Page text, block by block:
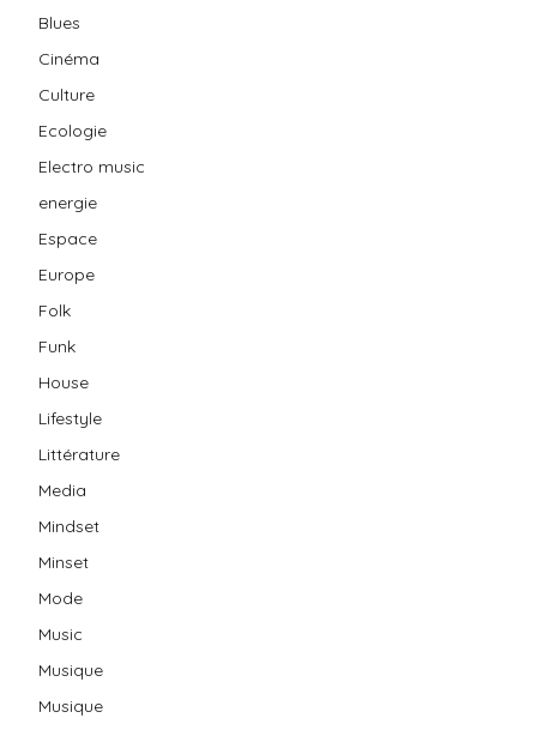
Blues
Cinéma
Culture
Ecologie
Electro music
energie
Espace
Europe
Folk
Funk
House
Lifestyle
Littérature
Media
Mindset
Minset
Mode
Music
Musique
Musique